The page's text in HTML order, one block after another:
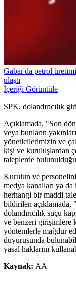
Gabar'da petrol
ulaştı
İçeriği Görüntüle
SPK, dolandırıcılık
Açıklamada, "Son
veya bunların
yöneticilerimizin ve
kişi ve kuruluşlardan
taleplerde
Kurulun ve
medya kanalları ya da
herhangi bir maddi
bildirilen açıklamada,
dolandırıcılık suçu
ve benzeri girişimlere
yöntemlerle mağdur
duyurusunda
yasal haklarını
Kaynak: AA